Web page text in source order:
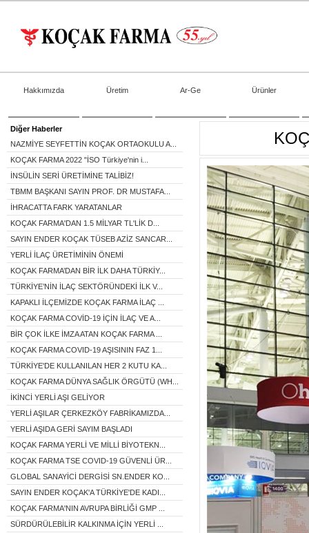
Hakkımızda Üretim Ar-Ge Ürünler
Diğer Haberler
NAZMİYE SEYFETTİN KOÇAK ORTAOKULU A...
KOÇAK FARMA 2022 "İSO Türkiye'nin i...
İNSÜLİN SERİ ÜRETİMİNE TALİBİZ!
TBMM BAŞKANI SAYIN PROF. DR MUSTAFA...
İHRACATTA FARK YARATANLAR
KOÇAK FARMA'DAN 1.5 MİLYAR TL'LİK D...
SAYIN ENDER KOÇAK TÜSEB AZİZ SANCAR...
YERLİ İLAÇ ÜRETİMİNİN ÖNEMİ
KOÇAK FARMA’DAN BİR İLK DAHA TÜRKİY...
TÜRKİYE’NİN İLAÇ SEKTÖRÜNDEKİ İLK V...
KAPAKLI İLÇEMİZDE KOÇAK FARMA İLAÇ ...
KOÇAK FARMA COVİD-19 İÇİN İLAÇ VE A...
BİR ÇOK İLKE İMZA ATAN KOÇAK FARMA ...
KOÇAK FARMA COVID-19 AŞISININ FAZ 1...
TÜRKİYE'DE KULLANILAN HER 2 KUTU KA...
KOÇAK FARMA DÜNYA SAĞLIK ÖRGÜTÜ (WH...
İKİNCİ YERLİ AŞI GELİYOR
YERLİ AŞILAR ÇERKEZKÖY FABRİKAMIZDA...
YERLİ AŞIDA GERİ SAYIM BAŞLADI
KOÇAK FARMA YERLİ VE MİLLİ BİYOTEKN...
KOÇAK FARMA TSE COVID-19 GÜVENLİ ÜR...
GLOBAL SANAYİCİ DERGİSİ SN.ENDER KO...
SAYIN ENDER KOÇAK'A TÜRKİYE'DE KADI...
KOÇAK FARMA'NIN AVRUPA BİRLİĞİ GMP ...
SÜRDÜRÜLEBİLİR KALKINMA İÇİN YERLİ ...